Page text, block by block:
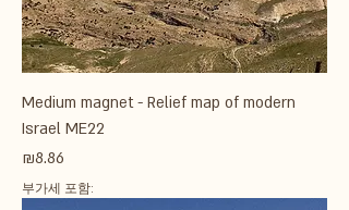
Medium magnet - Relief map of modern
Israel ME22
가격
₪8.86
부가세 포함: